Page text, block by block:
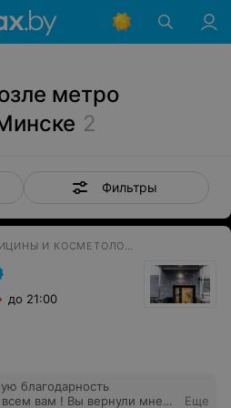
метро
2
Фильтры
ЦЕНТР ЭСТЕТИЧЕСКОЙ МЕДИЦИНЫ И КОСМЕТОЛОГИИ
до 21:00
благодарность
вам ! Вы вернули мне
Еще